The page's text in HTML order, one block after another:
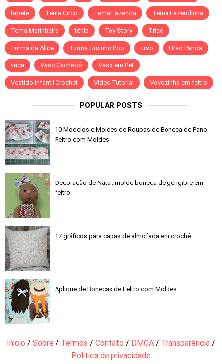
tapete Tema Circo Tema Fazenda Tema Fazendinha
Tema Marinheiro tênis Toy Story Trico
Turma da Alice Turma Ursinho Poo urso Urso Panda
vaca Vaso Cachepô Vaso em Pet
Vestido Infantil Crochet Vídeo Tutorial Vovozinha em feltro
POPULAR POSTS
10 Modelos e Moldes de Roupas de Boneca de Pano
Feltro com Moldes
Decoração de Natal: molde boneca de gengibre em
feltro
17 gráficos para capas de almofada em crochê
Aplique de Bonecas de Feltro com Moldes
Inicio / Sobre / Termos / Contato / DMCA / Transparência /
Politica de privacidade